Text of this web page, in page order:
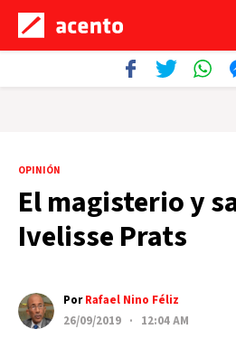
OPINIÓN
El magisterio y
Ivelisse Prats
PorRafael Nino Féliz
26/09/2019 · 12:04 AM